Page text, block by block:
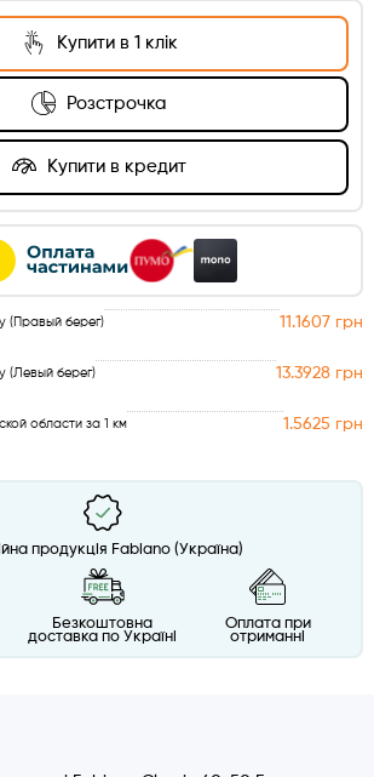
Купити в 1 клік
Розстрочка
Купити в кредит
(Правый берег) 11.1607 грн
(Левый берег) 13.3928 грн
области за 1 км 1.5625 грн
продукція Fabiano (Україна)
Безкоштовна
доставка по Україні
Оплата при
отриманні